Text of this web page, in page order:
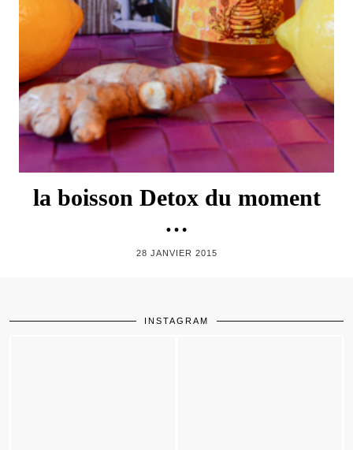
la boisson Detox du moment
…
28 JANVIER 2015
INSTAGRAM